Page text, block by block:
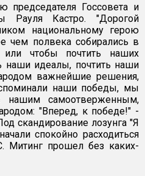
председателя Госсовета и
Рауля Кастро. "Дорогой
национальному герою
чем полвека собирались в
чтобы почтить наших
наши идеалы, почтить наши
важнейшие решения,
наши победы, мы
нашим самоотверженным,
"Вперед, к победе!" -
скандирование лозунга "Я
спокойно расходиться
Митинг прошел без каких-